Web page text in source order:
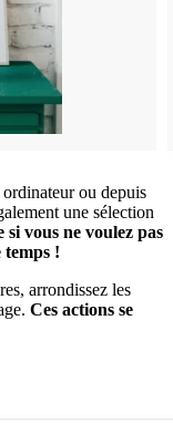
ou depuis
une sélection
si vous ne voulez pas
temps !
arrondissez les
Ces actions se